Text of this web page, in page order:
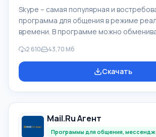
Skype – самая популярная и
программа для общения в режиме
времени. В программе можно
создавать видеосвязь. С помощью этого
мессенджера можно максимально
общаться с людьми, находящимися в
сможете скачать Скайп бесплатно без
Вне зависимости от того, ус
2 610 43,70 Мб
Скачать
Mail.Ru Агент
Программы для общения,